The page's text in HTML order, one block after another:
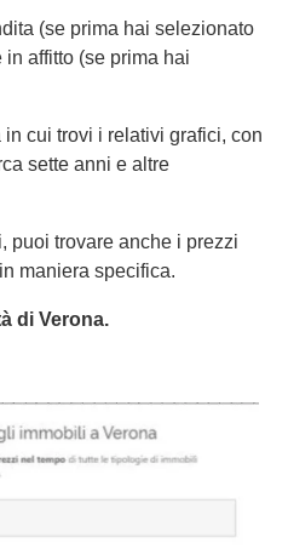
(se prima hai selezionato
affitto (se prima hai
cui trovi i relativi grafici, con
sette anni e altre
puoi trovare anche i prezzi
maniera specifica.
di Verona.